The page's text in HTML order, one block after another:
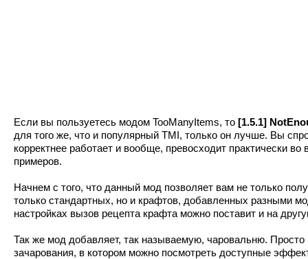
Если вы пользуетесь модом TooManyItems, то [1.5.1]
для того же, что и популярный TMI, только он лучше. Вы
корректнее работает и вообще, превосходит практически
примеров.
Начнем с того, что данный мод позволяет вам не только
только стандартных, но и крафтов, добавленных разными
настройках вызов рецепта крафта можно поставит и на
Так же мод добавляет, так называемую, чаровальню.
зачарования, в котором можно посмотреть доступные